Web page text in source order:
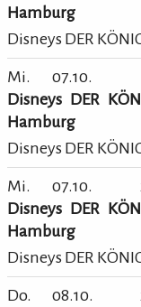
Hamburg
Disneys DER
Mi. 07.10.
Disneys DER
Hamburg
Disneys DER
Mi. 07.10.
Disneys DER
Hamburg
Disneys DER
Do. 08.10.